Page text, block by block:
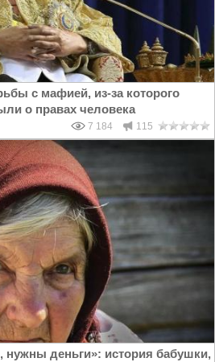
с мафией, из-за которого
о правах человека
7 184 115
деньги»: история бабушки,